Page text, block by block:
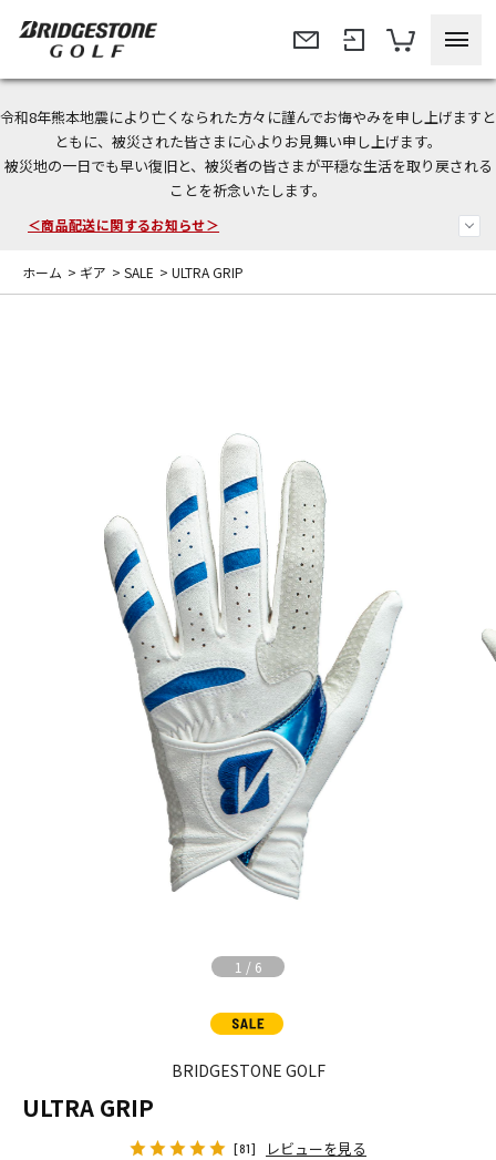
令和8年熊本地震により亡くなられた方々に謹んでお悔やみを申し上げますと
ともに、被災された皆さまに心よりお見舞い申し上げます。
被災地の一日でも早い復旧と、被災者の皆さまが平穏な生活を取り戻される
ことを祈念いたします。
今なら新規会員登録で1,000円OFFクーポンプレゼント！
＜商品配送に関するお知らせ＞
＜夏季休暇中のご注文・発送・お問い合わせ＞
ホーム > ギア > SALE > ULTRA GRIP
1 / 6
BRIDGESTONE GOLF
ULTRA GRIP
[81] レビューを見る